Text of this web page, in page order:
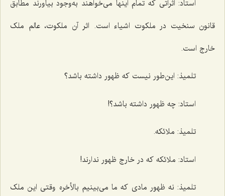
استاد: اثراتی که تمام اینها می‌خواهند به‌وجود بیاورند مطابق
قانون سنخیت در ملکوت اشیاء است. اثر آن ملکوت، عالم ملک
خارج است.
تلمیذ: این‌طور نیست که ظهور داشته باشد؟
استاد: چه ظهور داشته باشد؟!
تلمیذ: ملائکه.
استاد: ملائکه که در خارج ظهور ندارند!
تلمیذ: نه ظهور مادی که ما می‌بینیم بالأخره وقتی این ملک